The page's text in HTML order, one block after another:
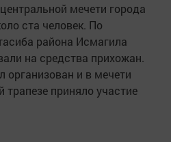
мечети города
ста человек. По
района Исмагила
на средства прихожан.
и в мечети
трапезе приняло участие